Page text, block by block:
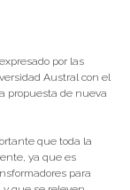
por las
Austral con el
propuesta de nueva
que toda la
ya que es
para